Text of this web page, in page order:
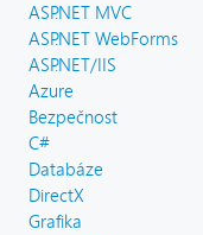
ASP.NET MVC
ASP.NET WebForms
ASP.NET/IIS
Azure
Bezpečnost
C#
Databáze
DirectX
Grafika